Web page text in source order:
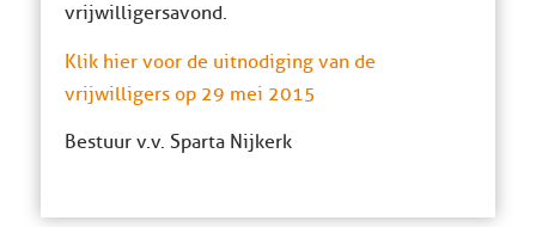
vrijwilligersavond.
Klik hier voor de uitnodiging van de
vrijwilligers op 29 mei 2015
Bestuur v.v. Sparta Nijkerk